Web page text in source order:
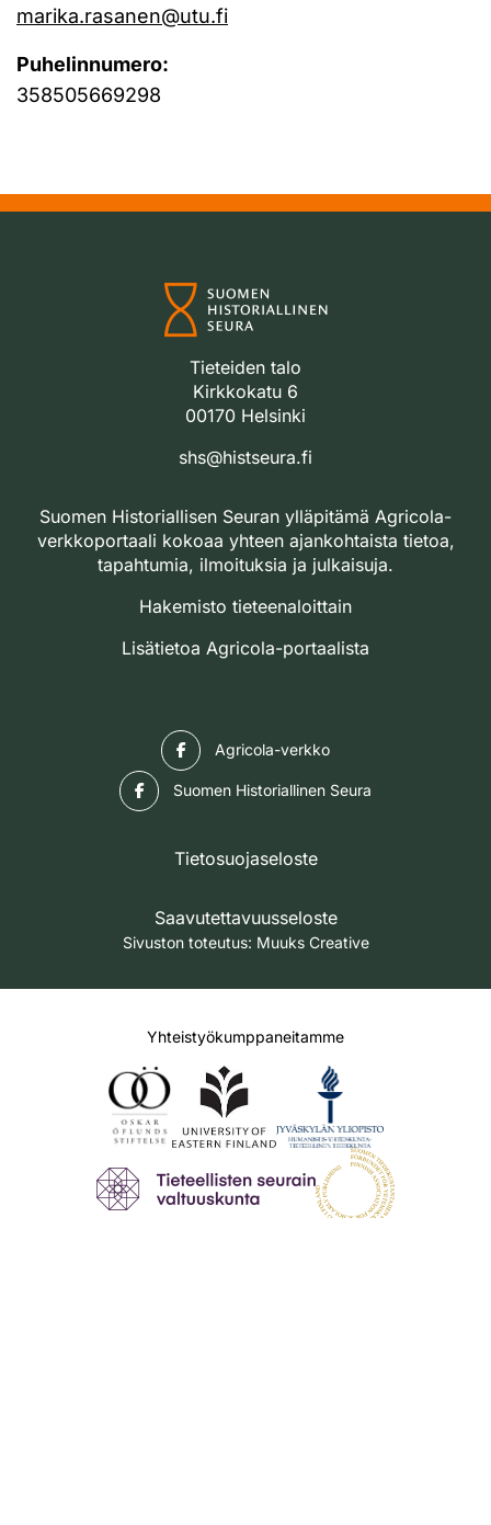
marika.rasanen@utu.fi
Puhelinnumero:
358505669298
Tieteiden talo
Kirkkokatu 6
00170 Helsinki
shs@histseura.fi
Suomen Historiallisen Seuran ylläpitämä Agricola-
verkkoportaali kokoaa yhteen ajankohtaista tietoa,
tapahtumia, ilmoituksia ja julkaisuja.
Hakemisto tieteenaloittain
Lisätietoa Agricola-portaalista
Agricola-verkko
Suomen Historiallinen Seura
Tietosuojaseloste
Saavutettavuusseloste
Sivuston toteutus: Muuks Creative
Yhteistyökumppaneitamme